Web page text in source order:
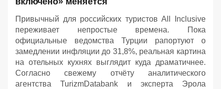
Привычный для российских туристов All Inclusive
переживает непростые времена. Пока
официальные ведомства Турции рапортуют о
замедлении инфляции до 31,8%, реальная картина
на отельных кухнях выглядит куда драматичнее.
Согласно свежему отчёту аналитического
агентства TurizmDatabank и эксперта Эрола